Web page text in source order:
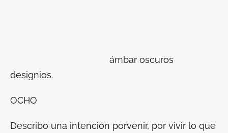
ámbar oscuros
designios.
OCHO
Describo una intención porvenir, por vivir lo que